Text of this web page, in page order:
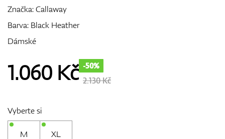
Doplňky
Značka:Callaway
Barva: Black Heather
Dámské
1.060 Kč -50%
2.130 Kč
Vyberte si
M XL